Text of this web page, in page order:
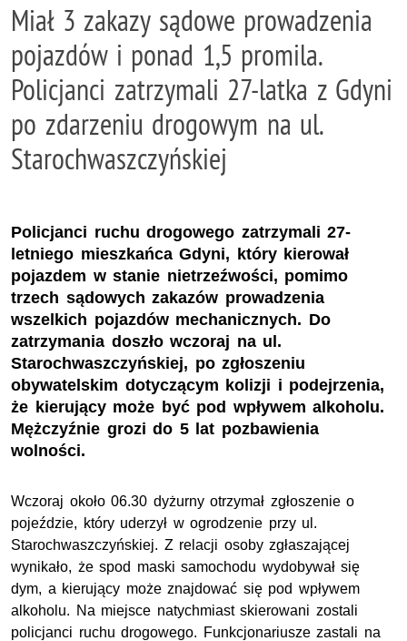
Miał 3 zakazy sądowe prowadzenia
pojazdów i ponad 1,5 promila.
Policjanci zatrzymali 27-latka z Gdyni
po zdarzeniu drogowym na ul.
Starochwaszczyńskiej
Policjanci ruchu drogowego zatrzymali 27-
letniego mieszkańca Gdyni, który kierował
pojazdem w stanie nietrzeźwości, pomimo
trzech sądowych zakazów prowadzenia
wszelkich pojazdów mechanicznych. Do
zatrzymania doszło wczoraj na ul.
Starochwaszczyńskiej, po zgłoszeniu
obywatelskim dotyczącym kolizji i podejrzenia,
że kierujący może być pod wpływem alkoholu.
Mężczyźnie grozi do 5 lat pozbawienia
wolności.
Wczoraj około 06.30 dyżurny otrzymał zgłoszenie o
pojeździe, który uderzył w ogrodzenie przy ul.
Starochwaszczyńskiej. Z relacji osoby zgłaszającej
wynikało, że spod maski samochodu wydobywał się
dym, a kierujący może znajdować się pod wpływem
alkoholu. Na miejsce natychmiast skierowani zostali
policjanci ruchu drogowego. Funkcjonariusze zastali na